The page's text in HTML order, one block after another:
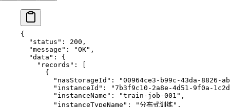
{
  "status"
: 200 ,
  "message"
: "OK" ,
  "data"
: {
    "records"
: [
      {
        "nasStorageId"
:
"00964ce3-b99c-43da-8826-
        "instanceId"
:
"7b3f9c10-2a8e-4d51-9f0a-
        "instanceName"
: "train-job-001" ,
        "instanceTypeName"
: "分布式训练" ,